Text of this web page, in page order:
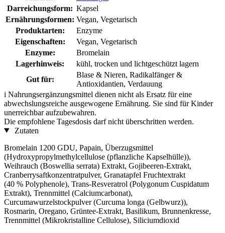
Darreichungsform: Kapsel
Ernährungsformen: Vegan, Vegetarisch
Produktarten:
Enzyme
Eigenschaften:
Vegan, Vegetarisch
Enzyme:
Bromelain
Lagerhinweis:
kühl, trocken und lichtgeschützt lagern
Gut für:
Blase & Nieren, Radikalfänger &
Antioxidantien, Verdauung
i Nahrungsergänzungsmittel dienen nicht als Ersatz für eine
abwechslungsreiche ausgewogene Ernährung. Sie sind für Kinder
unerreichbar aufzubewahren.
Die empfohlene Tagesdosis darf nicht überschritten werden.
Zutaten
Bromelain 1200 GDU, Papain, Überzugsmittel
(Hydroxypropylmethylcellulose (pflanzliche Kapselhülle)),
Weihrauch (Boswellia serrata) Extrakt, Gojibeeren-Extrakt,
Cranberrysaftkonzentratpulver, Granatapfel Fruchtextrakt
(40 % Polyphenole), Trans-Resveratrol (Polygonum Cuspidatum
Extrakt), Trennmittel (Calciumcarbonat),
Curcumawurzelstockpulver (Curcuma longa (Gelbwurz)),
Rosmarin, Oregano, Grüntee-Extrakt, Basilikum, Brunnenkresse,
Trennmittel (Mikrokristalline Cellulose), Siliciumdioxid